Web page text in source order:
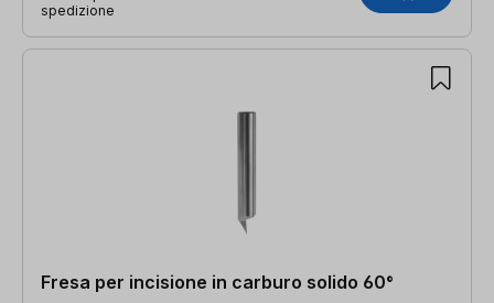
spedizione
Fresa per incisione in carburo solido 60°